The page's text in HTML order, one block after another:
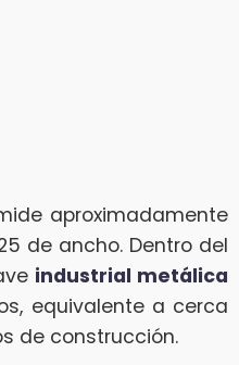
aproximadamente
de ancho. Dentro del
industrial metálica
equivalente a cerca
de construcción.